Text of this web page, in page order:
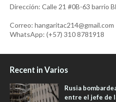
Dirección: Calle 21 #0B-63 barrio
Correo: hangaritac214@gmail.com
WhatsApp: (+57) 310 8781918
Recent in Varios
Rusia
entre el jefe de